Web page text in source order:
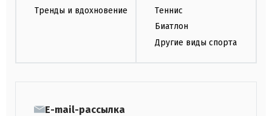
Тренды и вдохновение
Теннис
Биатлон
Другие виды спорта
E-mail-рассылка